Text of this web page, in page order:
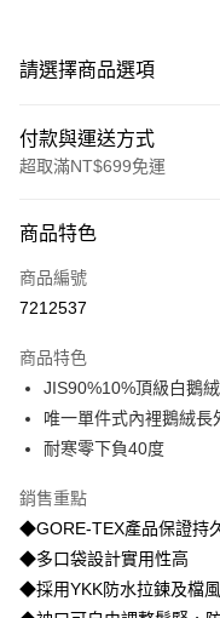
請選擇商品選項
付款與運送方式
超取滿NT$699免運
信用卡一次付款
超商取貨付款
街口支付
悠遊付
相關說明
【關於「AFTEE先享後付」】
AFTEE先享後付是「在收到
便利好安心！
１．簡單：不需註冊會員、
運送方式
全家取貨付款
商品特色
商品編號
7212537
商品特色
JIS90%10%頂級白鵝絨
唯一單件式內裡鵝絨長
耐寒零下負40度
銷售重點
◆GORE-TEX產品保證持
◆多口袋設計實用性高
◆採用YKK防水拉鍊及檔